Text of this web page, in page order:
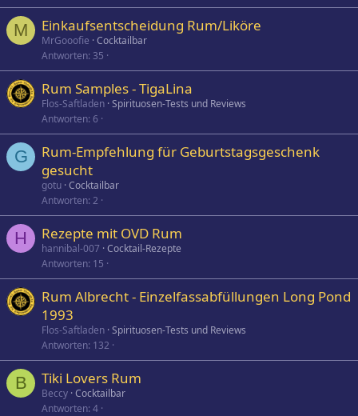
M Einkaufsentscheidung Rum/Liköre
MrGooofie Cocktailbar
Antworten 35
Rum Samples - TigaLina
Flos-Saftladen Spirituosen-Tests und Reviews
Antworten 6
G
Rum-Empfehlung für Geburtstagsgeschenk
gesucht
gotu Cocktailbar
Antworten 2
H Rezepte mit OVD Rum
hannibal-007 Cocktail-Rezepte
Antworten 15
Rum Albrecht - Einzelfassabfüllungen Long Pond
1993
Flos-Saftladen Spirituosen-Tests und Reviews
Antworten 132
B Tiki Lovers Rum
Beccy Cocktailbar
Antworten 4